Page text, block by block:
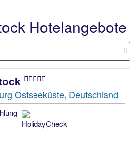
Hotelangebote
Ostseeküste, Deutschland